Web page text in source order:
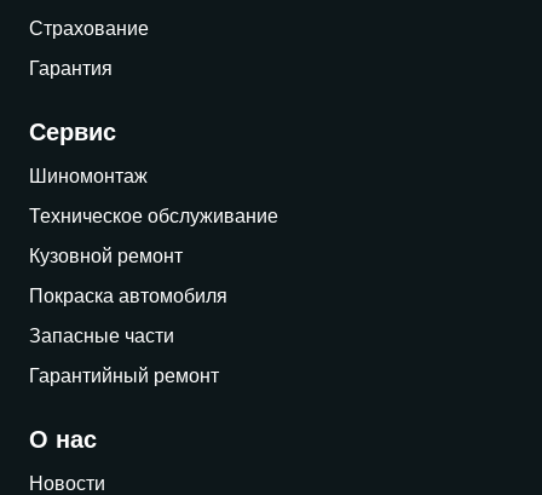
Страхование
Гарантия
Сервис
Шиномонтаж
Техническое обслуживание
Кузовной ремонт
Покраска автомобиля
Запасные части
Гарантийный ремонт
О нас
Новости